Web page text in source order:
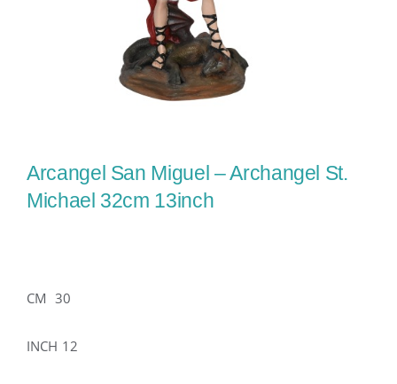
Arcangel San Miguel – Archangel St.
Michael 32cm 13inch
CM 30
INCH 12